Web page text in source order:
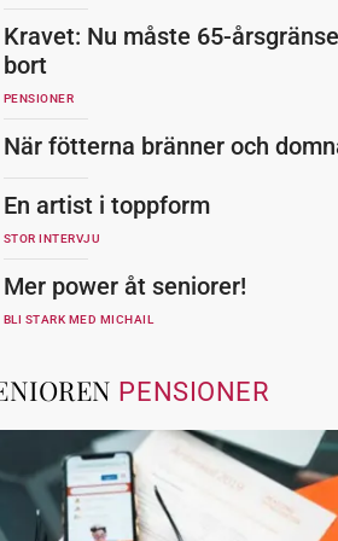
Kravet: Nu måste 65-
bort
PENSIONER
När fötterna bränner och
En artist i toppform
STOR INTERVJU
Mer power åt seniorer!
BLI STARK MED MICHAIL
PENSIONER